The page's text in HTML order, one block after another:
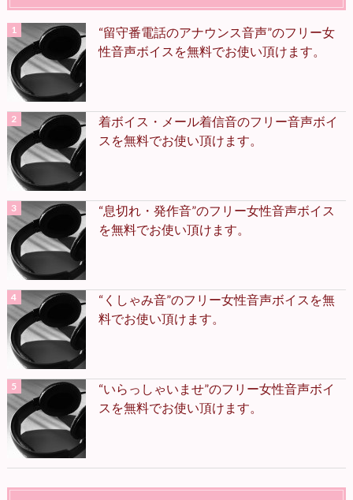
“留守番電話のアナウンス音声”のフリー女
性音声ボイスを無料でお使い頂けます。
着ボイス・メール着信音のフリー音声ボイ
スを無料でお使い頂けます。
“息切れ・発作音”のフリー女性音声ボイス
を無料でお使い頂けます。
“くしゃみ音”のフリー女性音声ボイスを無
料でお使い頂けます。
“いらっしゃいませ”のフリー女性音声ボイ
スを無料でお使い頂けます。